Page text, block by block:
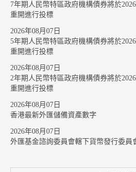
7年期人民幣特區政府機構債券將於
重開進行投標
2026年08月07日
5年期人民幣特區政府機構債券將於
重開進行投標
2026年08月07日
2年期人民幣特區政府機構債券將於
重開進行投標
2026年08月07日
香港最新外匯儲備資產數字
2026年08月07日
外匯基金諮詢委員會轄下貨幣發行委員